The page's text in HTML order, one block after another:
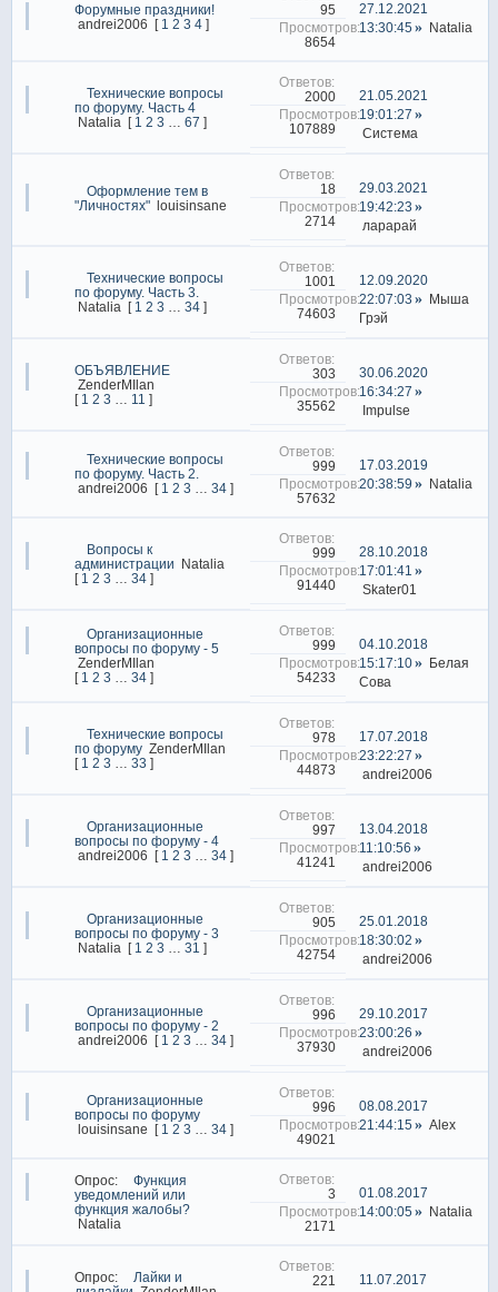
Форумные праздники!
andrei2006
[ 1 2 3 4 ]
95
8654
27.12.2021
13:30:45
Natalia
Технические вопросы
по форуму. Часть 4
Natalia
[ 1 2 3 67 ]
2000
107889
21.05.2021
19:01:27
Система
Оформление тем в
"Личностях"
louisinsane
18
2714
29.03.2021
19:42:23
ларарай
Технические вопросы
по форуму. Часть 3.
Natalia
[ 1 2 3 34 ]
1001
74603
12.09.2020
22:07:03
Мыша
Грэй
ОБЪЯВЛЕНИЕ
ZenderMIlan
[ 1 2 3 11 ]
303
35562
30.06.2020
16:34:27
Impulse
Технические вопросы
по форуму. Часть 2.
andrei2006
[ 1 2 3 34 ]
999
57632
17.03.2019
20:38:59
Natalia
Вопросы к
администрации
Natalia
[ 1 2 3 34 ]
999
91440
28.10.2018
17:01:41
Skater01
Организационные
вопросы по форуму - 5
ZenderMIlan
[ 1 2 3 34 ]
999
54233
04.10.2018
15:17:10
Белая
Сова
Технические вопросы
по форуму ZenderMIlan
[ 1 2 3 33 ]
978
44873
17.07.2018
23:22:27
andrei2006
Организационные
вопросы по форуму - 4
andrei2006
[ 1 2 3 34 ]
997
41241
13.04.2018
11:10:56
andrei2006
Организационные
вопросы по форуму - 3
Natalia
[ 1 2 3 31 ]
905
42754
25.01.2018
18:30:02
andrei2006
Организационные
вопросы по форуму - 2
andrei2006
[ 1 2 3 34 ]
996
37930
29.10.2017
23:00:26
andrei2006
Организационные
вопросы по форуму
louisinsane
[ 1 2 3 34 ]
996
49021
08.08.2017
21:44:15
Alex
Опрос:
Функция
уведомлений или
функция жалобы?
Natalia
3
2171
01.08.2017
14:00:05
Natalia
Опрос:
Лайки и
221
11.07.2017